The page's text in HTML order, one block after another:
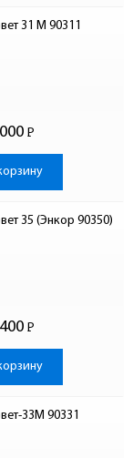
31 М 90311
Р
-
35 (Энкор 90350)
Р
-
33М 90331